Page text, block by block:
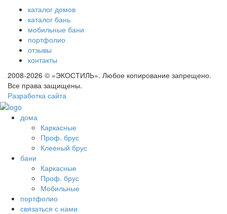
каталог домов
каталог бань
мобильные бани
портфолио
отзывы
контакты
2008-2026 © «ЭКОСТИЛЬ». Любое копирование запрещено.
Все права защищены.
Разработка сайта
дома
Каркасные
Проф. брус
Клееный брус
бани
Каркасные
Проф. брус
Мобильные
портфолио
связаться с нами